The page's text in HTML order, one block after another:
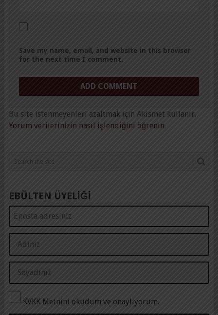
Save my name, email, and website in this browser
for the next time I comment.
Bu site istenmeyenleri azaltmak için Akismet kullanır.
Yorum verilerinizin nasıl işlendiğini öğrenin.
EBÜLTEN ÜYELİĞİ
KVKK Metnini okudum ve onaylıyorum.